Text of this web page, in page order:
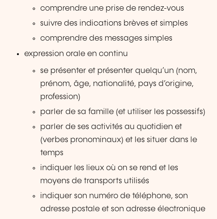
comprendre une prise de rendez-vous
suivre des indications brèves et simples
comprendre des messages simples
expression orale en continu
se présenter et présenter quelqu’un (nom,
prénom, âge, nationalité, pays d’origine,
profession)
parler de sa famille (et utiliser les possessifs)
parler de ses activités au quotidien et
(verbes pronominaux) et les situer dans le
temps
indiquer les lieux où on se rend et les
moyens de transports utilisés
indiquer son numéro de téléphone, son
adresse postale et son adresse électronique